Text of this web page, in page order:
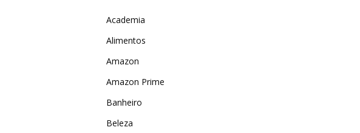
Academia
Alimentos
Amazon
Amazon Prime
Banheiro
Beleza